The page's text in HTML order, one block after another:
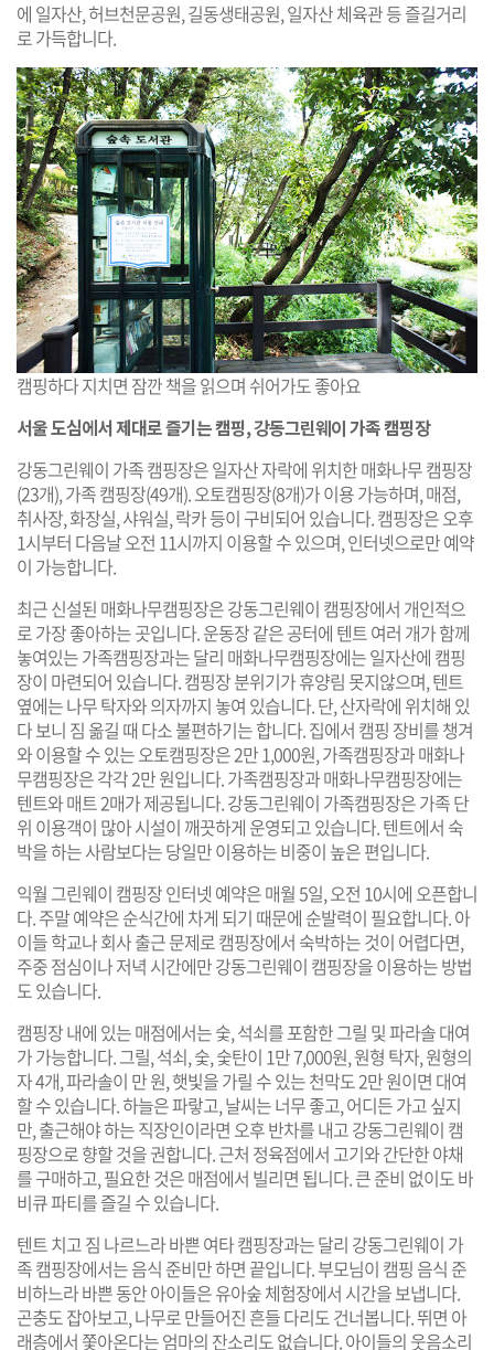
에 일자산, 허브천문공원, 길동생태공원, 일자산 체육관 등 즐길거리
로 가득합니다.
캠핑하다 지치면 잠깐 책을 읽으며 쉬어가도 좋아요
서울 도심에서 제대로 즐기는 캠핑, 강동그린웨이 가족 캠핑장
강동그린웨이 가족 캠핑장은 일자산 자락에 위치한 매화나무 캠핑장
(23개), 가족 캠핑장(49개). 오토캠핑장(8개)가 이용 가능하며, 매점,
취사장, 화장실, 샤워실, 락카 등이 구비되어 있습니다. 캠핑장은 오후
1시부터 다음날 오전 11시까지 이용할 수 있으며, 인터넷으로만 예약
이 가능합니다.
최근 신설된 매화나무캠핑장은 강동그린웨이 캠핑장에서 개인적으
로 가장 좋아하는 곳입니다. 운동장 같은 공터에 텐트 여러 개가 함께
놓여있는 가족캠핑장과는 달리 매화나무캠핑장에는 일자산에 캠핑
장이 마련되어 있습니다. 캠핑장 분위기가 휴양림 못지않으며, 텐트
옆에는 나무 탁자와 의자까지 놓여 있습니다. 단, 산자락에 위치해 있
다 보니 짐 옮길 때 다소 불편하기는 합니다. 집에서 캠핑 장비를 챙겨
와 이용할 수 있는 오토캠핑장은 2만 1,000원, 가족캠핑장과 매화나
무캠핑장은 각각 2만 원입니다. 가족캠핑장과 매화나무캠핑장에는
텐트와 매트 2매가 제공됩니다. 강동그린웨이 가족캠핑장은 가족 단
위 이용객이 많아 시설이 깨끗하게 운영되고 있습니다. 텐트에서 숙
박을 하는 사람보다는 당일만 이용하는 비중이 높은 편입니다.
익월 그린웨이 캠핑장 인터넷 예약은 매월 5일, 오전 10시에 오픈합니
다. 주말 예약은 순식간에 차게 되기 때문에 순발력이 필요합니다. 아
이들 학교나 회사 출근 문제로 캠핑장에서 숙박하는 것이 어렵다면,
주중 점심이나 저녁 시간에만 강동그린웨이 캠핑장을 이용하는 방법
도 있습니다.
캠핑장 내에 있는 매점에서는 숯, 석쇠를 포함한 그릴 및 파라솔 대여
가 가능합니다. 그릴, 석쇠, 숯, 숯탄이 1만 7,000원, 원형 탁자, 원형의
자 4개, 파라솔이 만 원, 햇빛을 가릴 수 있는 천막도 2만 원이면 대여
할 수 있습니다. 하늘은 파랗고, 날씨는 너무 좋고, 어디든 가고 싶지
만, 출근해야 하는 직장인이라면 오후 반차를 내고 강동그린웨이 캠
핑장으로 향할 것을 권합니다. 근처 정육점에서 고기와 간단한 야채
를 구매하고, 필요한 것은 매점에서 빌리면 됩니다. 큰 준비 없이도 바
비큐 파티를 즐길 수 있습니다.
텐트 치고 짐 나르느라 바쁜 여타 캠핑장과는 달리 강동그린웨이 가
족 캠핑장에서는 음식 준비만 하면 끝입니다. 부모님이 캠핑 음식 준
비하느라 바쁜 동안 아이들은 유아숲 체험장에서 시간을 보냅니다.
곤충도 잡아보고, 나무로 만들어진 흔들 다리도 건너봅니다. 뛰면 아
래층에서 쫓아온다는 엄마의 잔소리도 없습니다. 아이들의 웃음소리